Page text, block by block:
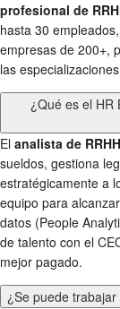
profesional de
hasta 30
empresas de 200+,
las
¿Qué es el HR
El analista de RRHH
sueldos, gestiona
estratégicamente a
equipo para
datos (People
de talento con el
mejor pagado.
¿Se puede